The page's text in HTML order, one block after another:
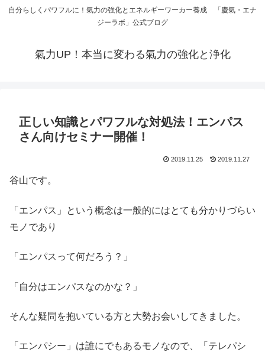
自分らしくパワフルに！氣力の強化とエネルギーワーカー養成 「慶氣・エナ
ジーラボ」公式ブログ
氣力UP！本当に変わる氣力の強化と浄化
正しい知識とパワフルな対処法！エンパス
さん向けセミナー開催！
2019.11.25 2019.11.27
谷山です。
「エンパス」という概念は一般的にはとても分かりづらい
モノであり
「エンパスって何だろう？」
「自分はエンパスなのかな？」
そんな疑問を抱いている方と大勢お会いしてきました。
「エンパシー」は誰にでもあるモノなので、「テレパシ